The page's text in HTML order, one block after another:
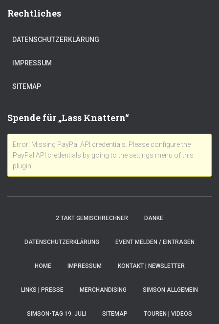
Rechtliches
DATENSCHUTZERKLÄRUNG
IMPRESSUM
SITEMAP
Spende für „Lass Knattern“
Error! Missing PayPal API credentials. Please configure the
PayPal API credentials by going to the settings menu of this
plugin.
2 TAKT GEMISCHRECHNER DANKE
DATENSCHUTZERKLÄRUNG EVENT MELDEN / EINTRAGEN
HOME IMPRESSUM KONTAKT | NEWSLETTER
LINKS | PRESSE MERCHANDISING SIMSON ALLGEMEIN
SIMSON-TAG 19. JULI SITEMAP TOUREN | VIDEOS